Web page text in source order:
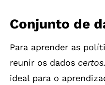
Conjunto de
Para aprender as
reunir os dados
ideal para o